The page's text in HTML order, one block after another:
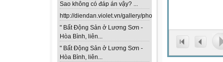
Sao không có đáp án vậy? ...
http://diendan.violet.vn/gallery/photos/302...
" Bất Động Sản ở Lương Sơn -
Hòa Bình, liên...
" Bất Động Sản ở Lương Sơn -
Hòa Bình, liên...